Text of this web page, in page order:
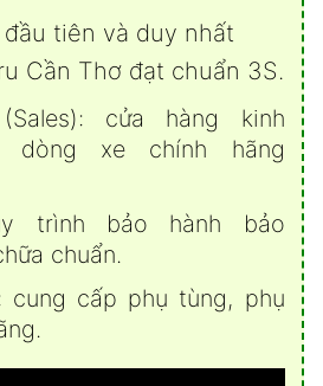
tiên và duy nhất
Cần Thơ đạt chuẩn 3S.
cửa hàng kinh
dòng xe chính hãng
trình bảo hành bảo
chuẩn.
cung cấp phụ tùng, phụ